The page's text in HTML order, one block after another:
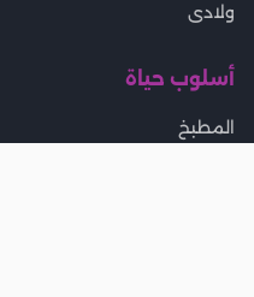
ولادى
أسلوب حياة
المطبخ